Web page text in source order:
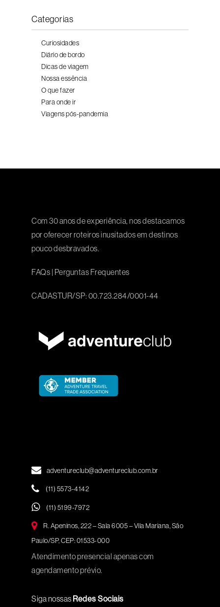
Categorias
Curiosidades
Diário de bordo
Dicas de viagem
Nossa essência
O que fazer
Para onde ir
Viagens pós-pandemia
Com 30 anos de experiência, nos destacamos
por oferecer roteiros inusitados em destinos
pouco desbravados.
FAQs | Perguntas Frequentes
CADASTUR/SP: 00.723.284/0001-44
adventureclub@adventureclub.com.br
(11) 5573-4142
(11) 5199-7972
R. Apeninos, 222 – Sala 6005 – Vila Mariana, São
Paulo/SP, CEP: 01533-000
Atendimento presencial apenas com
agendamento prévio.
Siga nossas Redes Sociais